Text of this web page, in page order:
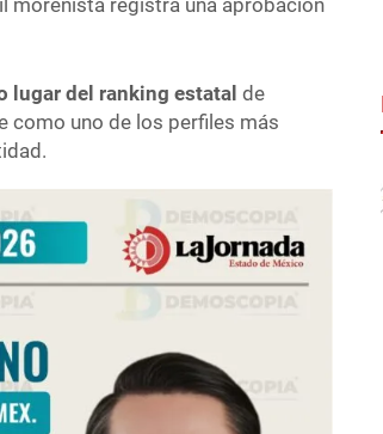
lugar del ranking estatal de
como uno de los perfiles más